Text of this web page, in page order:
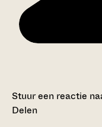
Stuur een reactie
Delen